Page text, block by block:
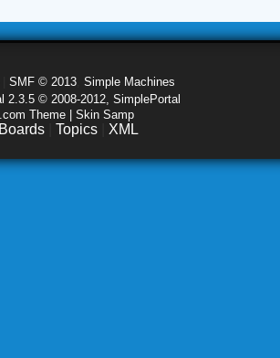
SMF © 2013 Simple Machines
2.3.5 © 2008-2012, SimplePortal
Theme | Skin Samp
Boards Topics XML